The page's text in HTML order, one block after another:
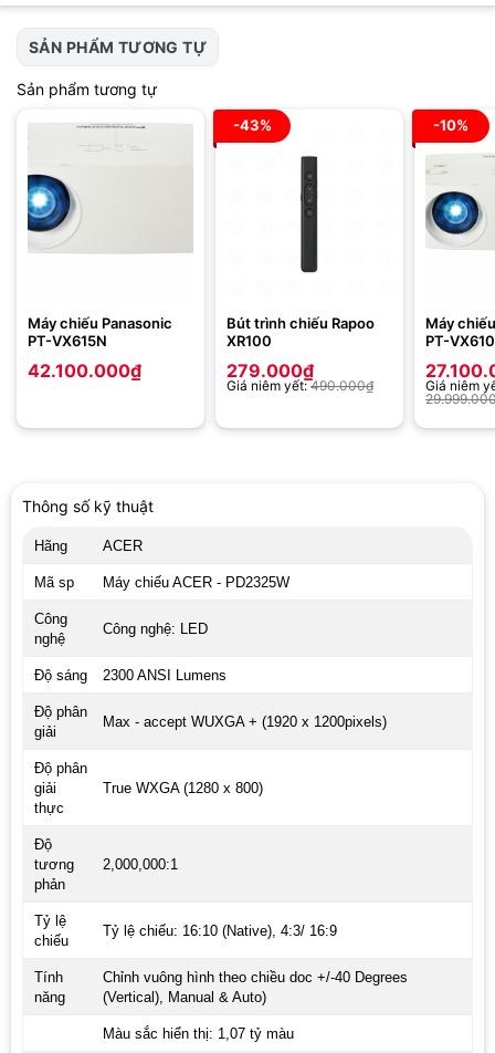
SẢN PHẨM TƯƠNG TỰ
Sản phẩm tương tự
Máy chiếu Panasonic
PT-VX615N
42.100.000₫
-43%
Bút trình chiếu Rapoo
XR100
279.000₫
Giá niêm yết:490.000₫
-10%
Máy
PT-VX610
Giá niêm
Thông số kỹ thuật
Hãng ACER
Mã sp Máy chiếu ACER - PD2325W
Công
nghệ
Công nghệ: LED
Độ sáng 2300 ANSI Lumens
Độ phân
giải
Max - accept WUXGA + (1920 x 1200pixels)
Độ phân
giải
thực
True WXGA (1280 x 800)
Độ
tương
phản
2,000,000:1
Tỷ lệ
chiếu
Tỷ lệ chiếu: 16:10 (Native), 4:3/ 16:9
Tính
năng
Chỉnh vuông hình theo chiều doc +/-40 Degrees
(Vertical), Manual & Auto)
Màu sắc hiển thị: 1,07 tỷ màu